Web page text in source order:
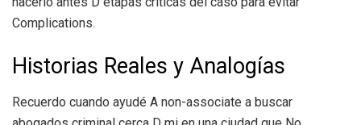
Complications.
Historias Reales y Analogías
Recuerdo cuando ayudé A non-associate a buscar